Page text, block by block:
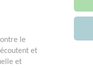
le
et
et